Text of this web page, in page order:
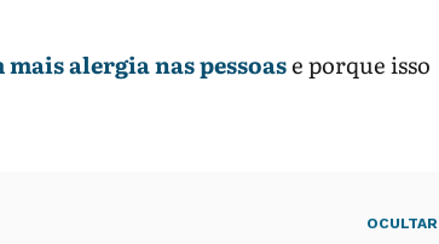
alergia nas pessoase porque isso
OCULTAR